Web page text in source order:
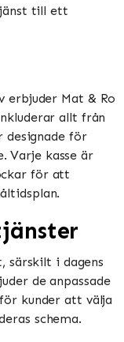
till ett
erbjuder Mat & Ro
allt från
designade för
Varje kasse är
för att
särskilt i dagens
de anpassade
kunder att välja
schema.